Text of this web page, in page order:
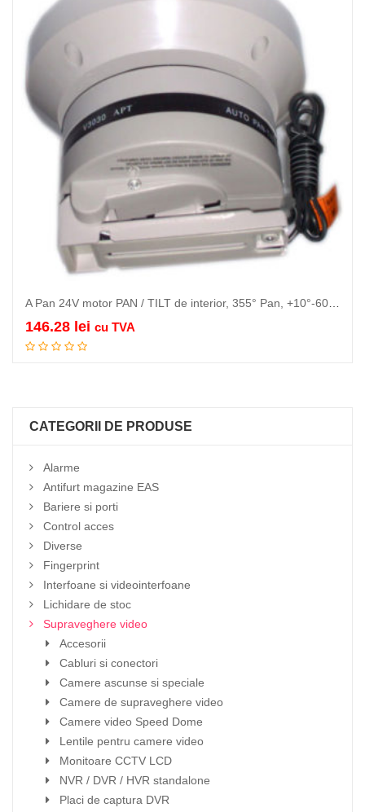
146.28 lei cu TVA
CATEGORII DE PRODUSE
Alarme
Antifurt magazine EAS
Bariere si porti
Control acces
Diverse
Fingerprint
Interfoane si videointerfoane
Lichidare de stoc
Supraveghere video
Accesorii
Cabluri si conectori
Camere ascunse si speciale
Camere de supraveghere video
Camere video Speed Dome
Lentile pentru camere video
Monitoare CCTV LCD
NVR / DVR / HVR standalone
Placi de captura DVR